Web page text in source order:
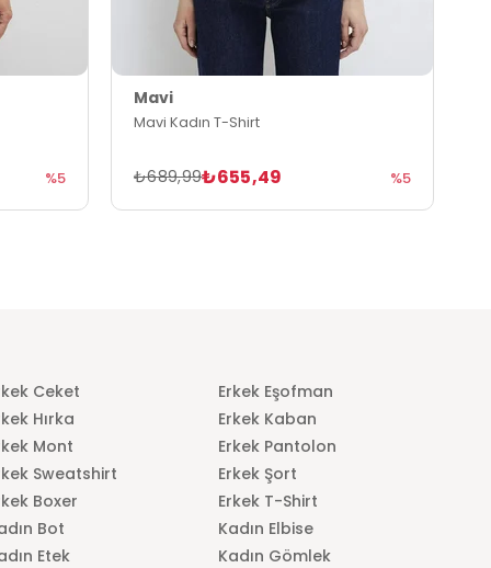
%5
Mavi
Mavi Kadın T-Shirt
₺655,49
₺689,99 %5
Ceket
Erkek Eşofman
Hırka
Erkek Kaban
Mont
Erkek Pantolon
Sweatshirt
Erkek Şort
Boxer
Erkek T-Shirt
Bot
Kadın Elbise
Etek
Kadın Gömlek